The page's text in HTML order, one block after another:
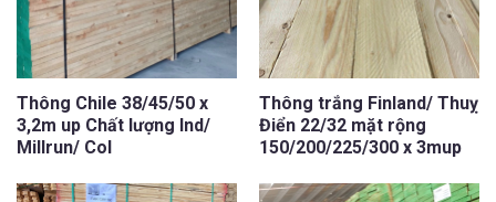
Thông Chile 38/45/50 x
3,2m up Chất lượng Ind/
Millrun/ Col
Thông trắng Finland/ Thuỵ
Điển 22/32 mặt rộng
150/200/225/300 x 3mup